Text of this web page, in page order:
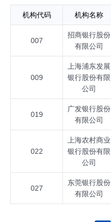
机构代码 机构名称
007
招商银行股份
有限公司
009
上海浦东发展
银行股份有限
公司
019
广发银行股份
有限公司
022
上海农村商业
银行股份有限
公司
027
东莞银行股份
有限公司